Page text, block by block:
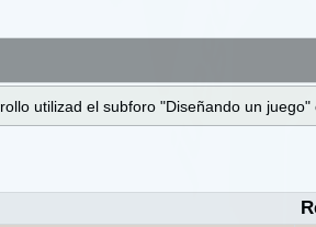
utilizad el subforo "Diseñando un juego"